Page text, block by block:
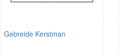
Gebreide Kerstman